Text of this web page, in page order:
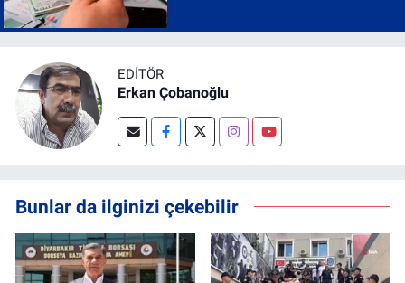
EDITÖR
Erkan Çobanoğlu
Bunlar da ilginizi çekebilir